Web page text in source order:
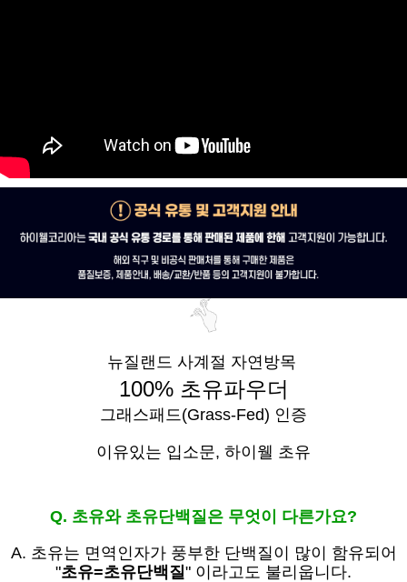
뉴질랜드 사계절 자연방목
100% 초유파우더
그래스패드(Grass-Fed) 인증
이유있는 입소문, 하이웰 초유
Q. 초유와 초유단백질은 무엇이 다른가요?
A. 초유는 면역인자가 풍부한 단백질이 많이 함유되어
"초유=초유단백질 " 이라고도 불리웁니다.